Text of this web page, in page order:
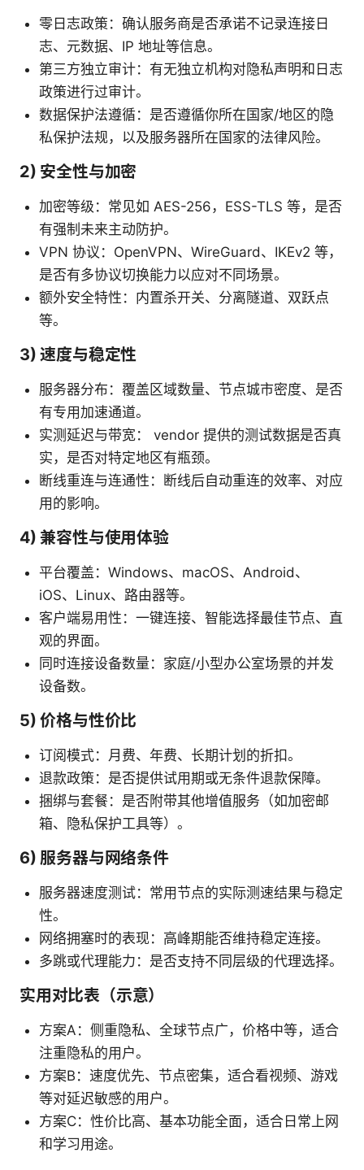
零日志政策：确认服务商是否承诺不记录连接日
志、元数据、IP 地址等信息。
第三方独立审计：有无独立机构对隐私声明和日志
政策进行过审计。
数据保护法遵循：是否遵循你所在国家/地区的隐
私保护法规，以及服务器所在国家的法律风险。
2) 安全性与加密
加密等级：常见如 AES-256，ESS-TLS 等，是否
有强制未来主动防护。
VPN 协议：OpenVPN、WireGuard、IKEv2 等，
是否有多协议切换能力以应对不同场景。
额外安全特性：内置杀开关、分离隧道、双跃点
等。
3) 速度与稳定性
服务器分布：覆盖区域数量、节点城市密度、是否
有专用加速通道。
实测延迟与带宽： vendor 提供的测试数据是否真
实，是否对特定地区有瓶颈。
断线重连与连通性：断线后自动重连的效率、对应
用的影响。
4) 兼容性与使用体验
平台覆盖：Windows、macOS、Android、
iOS、Linux、路由器等。
客户端易用性：一键连接、智能选择最佳节点、直
观的界面。
同时连接设备数量：家庭/小型办公室场景的并发
设备数。
5) 价格与性价比
订阅模式：月费、年费、长期计划的折扣。
退款政策：是否提供试用期或无条件退款保障。
捆绑与套餐：是否附带其他增值服务（如加密邮
箱、隐私保护工具等）。
6) 服务器与网络条件
服务器速度测试：常用节点的实际测速结果与稳定
性。
网络拥塞时的表现：高峰期能否维持稳定连接。
多跳或代理能力：是否支持不同层级的代理选择。
实用对比表（示意）
方案A：侧重隐私、全球节点广，价格中等，适合
注重隐私的用户。
方案B：速度优先、节点密集，适合看视频、游戏
等对延迟敏感的用户。
方案C：性价比高、基本功能全面，适合日常上网
和学习用途。